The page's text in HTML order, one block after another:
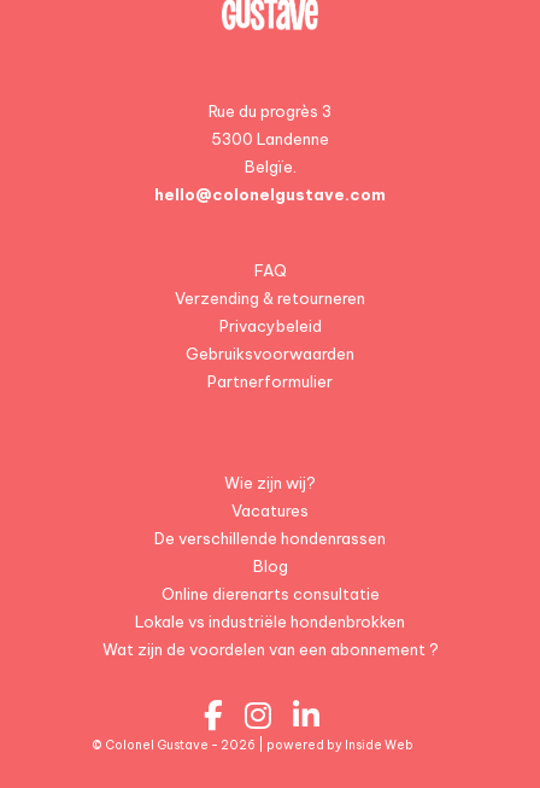
Rue du progrès 3
5300 Landenne
Belgïe.
hello@colonelgustave.com
FAQ
Verzending & retourneren
Privacybeleid
Gebruiksvoorwaarden
Partnerformulier
Wie zijn wij?
Vacatures
De verschillende hondenrassen
Blog
Online dierenarts consultatie
Lokale vs industriële hondenbrokken
Wat zijn de voordelen van een abonnement ?
© Colonel Gustave - 2026 | powered by Inside Web